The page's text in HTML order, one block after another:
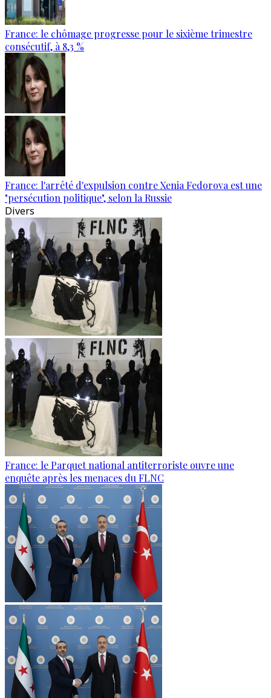
France: le chômage progresse pour le sixième trimestre
consécutif, à 8,3 %
France: l'arrêté d'expulsion contre Xenia Fedorova est une
"persécution politique", selon la Russie
Divers
France: le Parquet national antiterroriste ouvre une
enquête après les menaces du FLNC